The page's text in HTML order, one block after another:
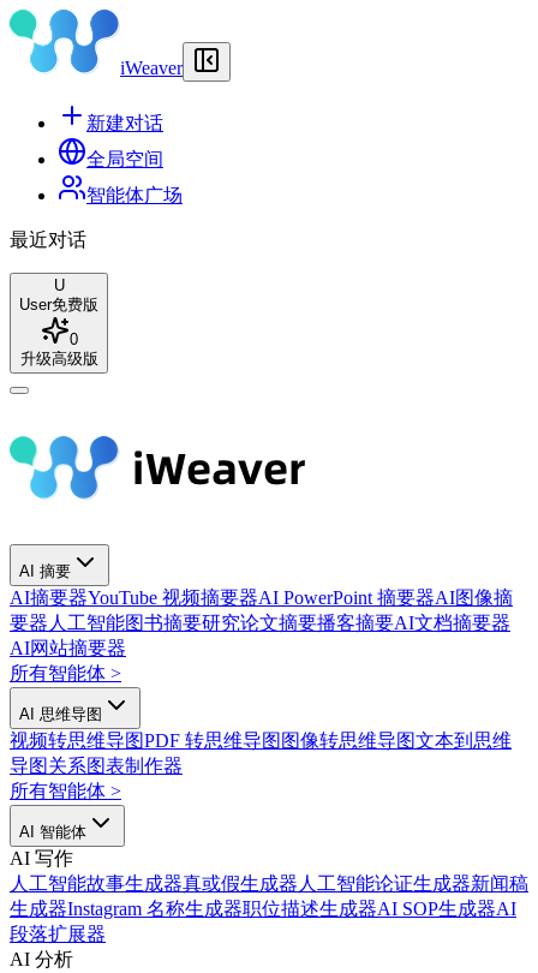
iWeaver
新建对话
全局空间
智能体广场
最近对话
U
User免费版
0
升级高级版
AI 摘要
AI摘要器YouTube 视频摘要器AI PowerPoint 摘要器AI图像摘
要器 人工智能图书摘要研究论文摘要播客摘要AI文档摘要器
AI网站摘要器
所有智能体 >
AI 思维导图
视频转思维导图PDF 转思维导图 图像转思维导图文本到思维
导图关系图表制作器
所有智能体 >
AI 智能体
AI 写作
人工智能故事生成器真或假生成器 人工智能论证生成器新闻稿
生成器Instagram 名称生成器职位描述生成器AI SOP生成器AI
段落扩展器
AI 分析